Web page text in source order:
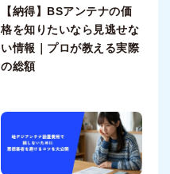
【納得】BSアンテナの価
格を知りたいなら見逃せな
い情報｜プロが教える実際
の総額